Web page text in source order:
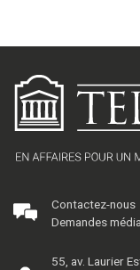
Contactez-nous
Demandes
55, av. Laurier